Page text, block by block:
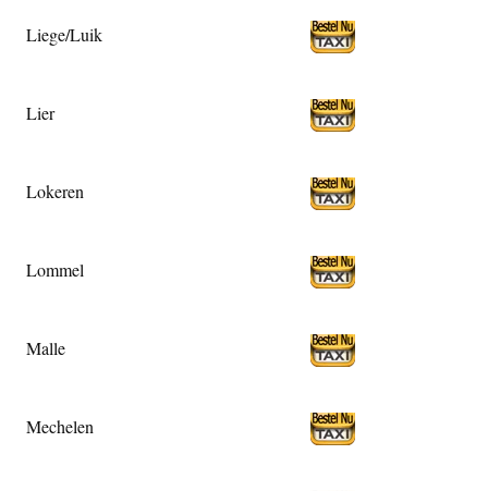
Liege/Luik
Lier
Lokeren
Lommel
Malle
Mechelen